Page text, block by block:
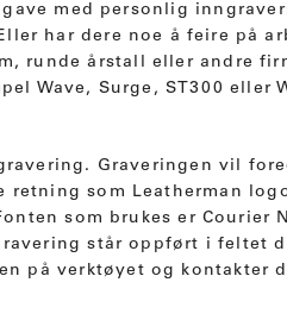
med personlig
har dere noe å feire på
runde årstall eller andre
Wave, Surge, ST300 eller
Graveringen vil
retning som Leatherman
som brukes er Courier
står oppført i feltet
på verktøyet og kontakter